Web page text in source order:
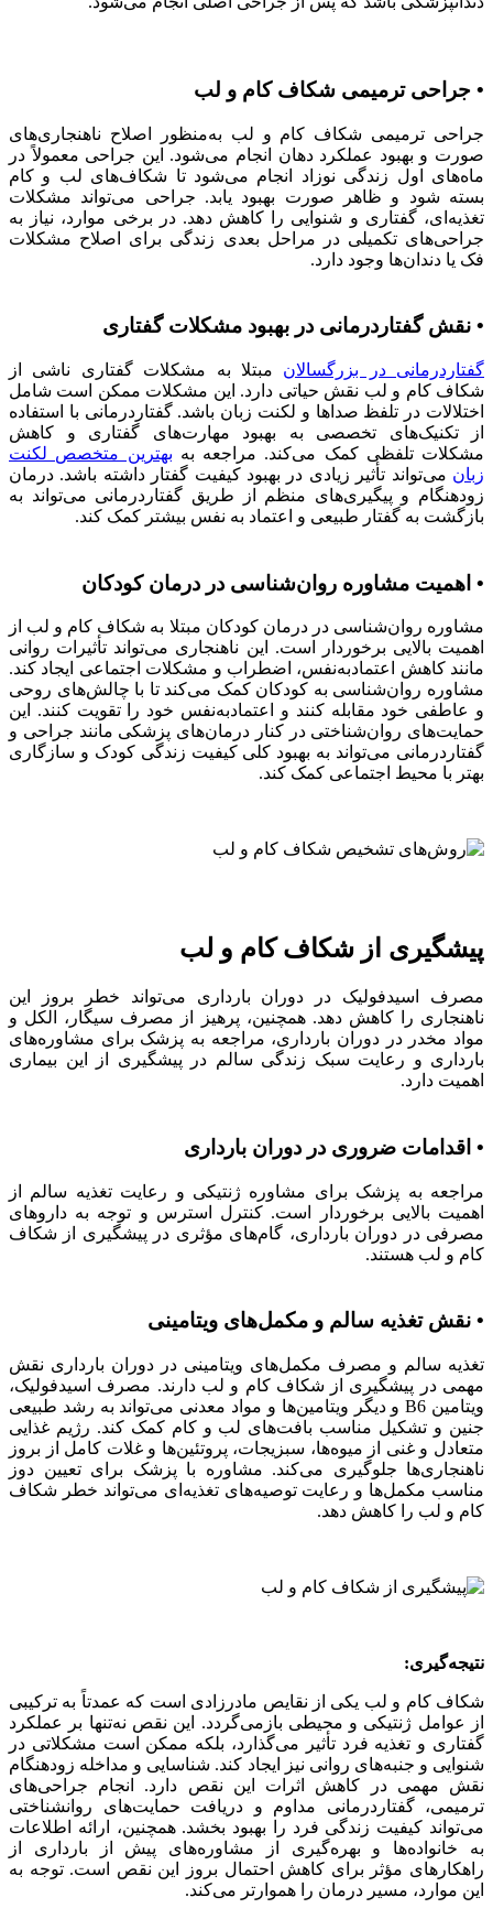
• جراحی ترمیمی شکاف کام و لب
جراحی ترمیمی شکاف کام و لب به‌منظور اصلاح ناهنجاری‌های
صورت و بهبود عملکرد دهان انجام می‌شود. این جراحی معمولاً در
ماه‌های اول زندگی نوزاد انجام می‌شود تا شکاف‌های لب و کام
بسته شود و ظاهر صورت بهبود یابد. جراحی می‌تواند مشکلات
تغذیه‌ای، گفتاری و شنوایی را کاهش دهد. در برخی موارد، نیاز به
جراحی‌های تکمیلی در مراحل بعدی زندگی برای اصلاح مشکلات
فک یا دندان‌ها وجود دارد.
• نقش گفتاردرمانی در بهبود مشکلات گفتاری
گفتاردرمانی در بزرگسالان مبتلا به مشکلات گفتاری ناشی از
شکاف کام و لب نقش حیاتی دارد. این مشکلات ممکن است شامل
اختلالات در تلفظ صداها و لکنت زبان باشد. گفتاردرمانی با استفاده
از تکنیک‌های تخصصی به بهبود مهارت‌های گفتاری و کاهش
مشکلات تلفظی کمک می‌کند. مراجعه به بهترین متخصص لکنت
زبان می‌تواند تأثیر زیادی در بهبود کیفیت گفتار داشته باشد. درمان
زودهنگام و پیگیری‌های منظم از طریق گفتاردرمانی می‌تواند به
بازگشت به گفتار طبیعی و اعتماد به نفس بیشتر کمک کند.
• اهمیت مشاوره روان‌شناسی در درمان کودکان
مشاوره روان‌شناسی در درمان کودکان مبتلا به شکاف کام و لب از
اهمیت بالایی برخوردار است. این ناهنجاری می‌تواند تأثیرات روانی
مانند کاهش اعتمادبه‌نفس، اضطراب و مشکلات اجتماعی ایجاد کند.
مشاوره روان‌شناسی به کودکان کمک می‌کند تا با چالش‌های روحی
و عاطفی خود مقابله کنند و اعتمادبه‌نفس خود را تقویت کنند. این
حمایت‌های روان‌شناختی در کنار درمان‌های پزشکی مانند جراحی و
گفتاردرمانی می‌تواند به بهبود کلی کیفیت زندگی کودک و سازگاری
بهتر با محیط اجتماعی کمک کند.
پیشگیری از شکاف کام و لب
مصرف اسیدفولیک در دوران بارداری می‌تواند خطر بروز این
ناهنجاری را کاهش دهد. همچنین، پرهیز از مصرف سیگار، الکل و
مواد مخدر در دوران بارداری، مراجعه به پزشک برای مشاوره‌های
بارداری و رعایت سبک زندگی سالم در پیشگیری از این بیماری
اهمیت دارد.
• اقدامات ضروری در دوران بارداری
مراجعه به پزشک برای مشاوره ژنتیکی و رعایت تغذیه سالم از
اهمیت بالایی برخوردار است. کنترل استرس و توجه به داروهای
مصرفی در دوران بارداری، گام‌های مؤثری در پیشگیری از شکاف
کام و لب هستند.
• نقش تغذیه سالم و مکمل‌های ویتامینی
تغذیه سالم و مصرف مکمل‌های ویتامینی در دوران بارداری نقش
مهمی در پیشگیری از شکاف کام و لب دارند. مصرف اسیدفولیک،
ویتامین B6 و دیگر ویتامین‌ها و مواد معدنی می‌تواند به رشد طبیعی
جنین و تشکیل مناسب بافت‌های لب و کام کمک کند. رژیم غذایی
متعادل و غنی از میوه‌ها، سبزیجات، پروتئین‌ها و غلات کامل از بروز
ناهنجاری‌ها جلوگیری می‌کند. مشاوره با پزشک برای تعیین دوز
مناسب مکمل‌ها و رعایت توصیه‌های تغذیه‌ای می‌تواند خطر شکاف
کام و لب را کاهش دهد.
نتیجه‌گیری:
شکاف کام و لب یکی از نقایص مادرزادی است که عمدتاً به ترکیبی
از عوامل ژنتیکی و محیطی بازمی‌گردد. این نقص نه‌تنها بر عملکرد
گفتاری و تغذیه فرد تأثیر می‌گذارد، بلکه ممکن است مشکلاتی در
شنوایی و جنبه‌های روانی نیز ایجاد کند. شناسایی و مداخله زودهنگام
نقش مهمی در کاهش اثرات این نقص دارد. انجام جراحی‌های
ترمیمی، گفتاردرمانی مداوم و دریافت حمایت‌های روانشناختی
می‌تواند کیفیت زندگی فرد را بهبود بخشد. همچنین، ارائه اطلاعات
به خانواده‌ها و بهره‌گیری از مشاوره‌های پیش از بارداری از
راهکارهای مؤثر برای کاهش احتمال بروز این نقص است. توجه به
این موارد، مسیر درمان را هموارتر می‌کند.